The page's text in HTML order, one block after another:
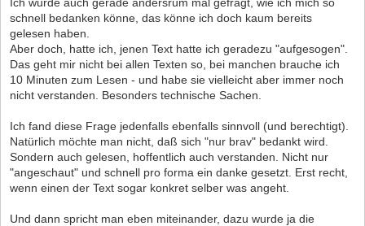
schnell bedanken könne, das könne ich doch kaum bereits
gelesen haben.
Aber doch, hatte ich, jenen Text hatte ich geradezu "aufgesogen".
Das geht mir nicht bei allen Texten so, bei manchen brauche ich
10 Minuten zum Lesen - und habe sie vielleicht aber immer noch
nicht verstanden. Besonders technische Sachen.
Ich fand diese Frage jedenfalls ebenfalls sinnvoll (und berechtigt).
Natürlich möchte man nicht, daß sich "nur brav" bedankt wird.
Sondern auch gelesen, hoffentlich auch verstanden. Nicht nur
"angeschaut" und schnell pro forma ein danke gesetzt. Erst recht,
wenn einen der Text sogar konkret selber was angeht.
Und dann spricht man eben miteinander, dazu wurde ja die